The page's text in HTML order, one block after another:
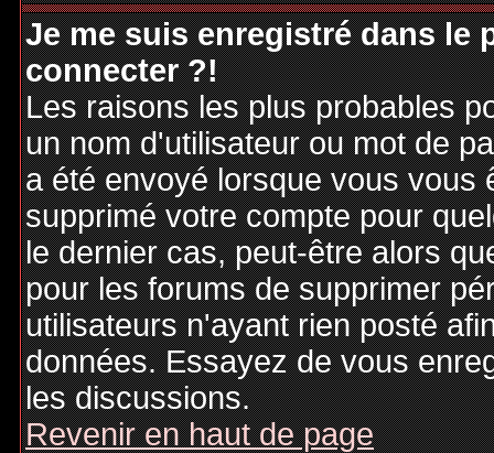
Je me suis enregistré dans le
connecter ?!
Les raisons les plus probables
un nom d'utilisateur ou mot de
a été envoyé lorsque vous vous
supprimé votre compte pour
le dernier cas, peut-être alors
pour les forums de supprimer
utilisateurs n'ayant rien posté
données. Essayez de vous
les discussions.
Revenir en haut de page